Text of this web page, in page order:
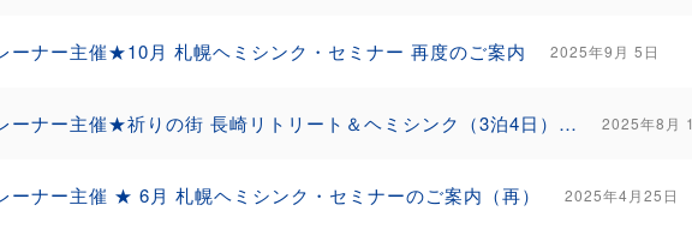
ーナー主催★10月 札幌ヘミシンク・セミナー 再度のご案内 2025年9月 5日
トレーナー主催★祈りの街 長崎リトリート＆ヘミシンク（3泊4日）のご案内 2025年8月
ーナー主催 ★ 6月 札幌ヘミシンク・セミナーのご案内（再） 2025年4月25日